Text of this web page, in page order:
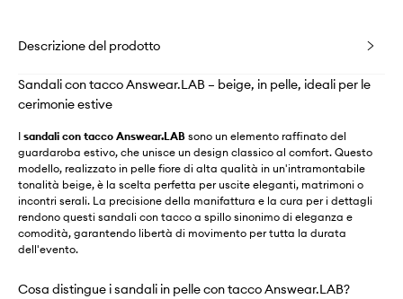
Descrizione del prodotto
Sandali con tacco Answear.LAB – beige, in pelle, ideali per le
cerimonie estive
I sandali con tacco Answear.LAB sono un elemento raffinato del
guardaroba estivo, che unisce un design classico al comfort. Questo
modello, realizzato in pelle fiore di alta qualità in un'intramontabile
tonalità beige, è la scelta perfetta per uscite eleganti, matrimoni o
incontri serali. La precisione della manifattura e la cura per i dettagli
rendono questi sandali con tacco a spillo sinonimo di eleganza e
comodità, garantendo libertà di movimento per tutta la durata
dell'evento.
Cosa distingue i sandali in pelle con tacco Answear.LAB?